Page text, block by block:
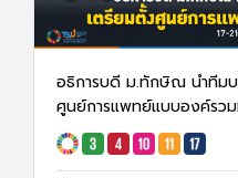
อธิการบดี ม.ทักษิณ นำทีมบ
ศูนย์การแพทย์แบบองค์รว